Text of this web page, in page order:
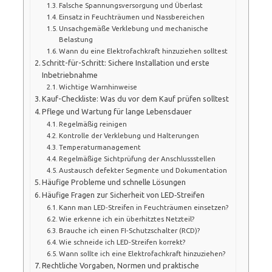
Falsche Spannungsversorgung und Überlast
Einsatz in Feuchträumen und Nassbereichen
Unsachgemäße Verklebung und mechanische
Belastung
Wann du eine Elektrofachkraft hinzuziehen solltest
Schritt-für-Schritt: Sichere Installation und erste
Inbetriebnahme
Wichtige Warnhinweise
Kauf-Checkliste: Was du vor dem Kauf prüfen solltest
Pflege und Wartung für lange Lebensdauer
Regelmäßig reinigen
Kontrolle der Verklebung und Halterungen
Temperaturmanagement
Regelmäßige Sichtprüfung der Anschlussstellen
Austausch defekter Segmente und Dokumentation
Häufige Probleme und schnelle Lösungen
Häufige Fragen zur Sicherheit von LED‑Streifen
Kann man LED‑Streifen in Feuchträumen einsetzen?
Wie erkenne ich ein überhitztes Netzteil?
Brauche ich einen FI‑Schutzschalter (RCD)?
Wie schneide ich LED‑Streifen korrekt?
Wann sollte ich eine Elektrofachkraft hinzuziehen?
Rechtliche Vorgaben, Normen und praktische